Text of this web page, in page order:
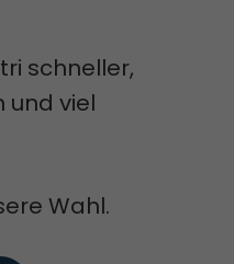
schneller,
und viel
Wahl.